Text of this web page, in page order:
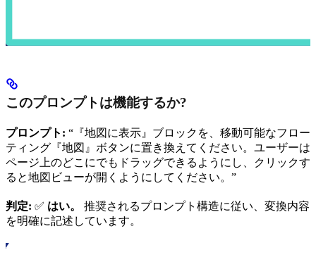
このプロンプトは機能するか?
プロンプト: “『地図に表示』ブロックを、移動可能なフロー
ティング『地図』ボタンに置き換えてください。ユーザーは
ページ上のどこにでもドラッグできるようにし、クリックす
ると地図ビューが開くようにしてください。”
判定: ✅ はい。
推奨されるプロンプト構造に従い、変換内容
を明確に記述しています。